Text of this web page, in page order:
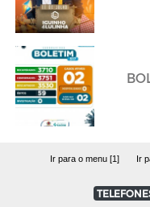
Ir para o menu [1] Ir